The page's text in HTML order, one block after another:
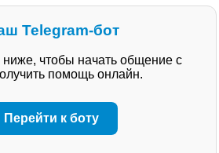
Telegram-бот
чтобы начать общение с
помощь онлайн.
Перейти к боту